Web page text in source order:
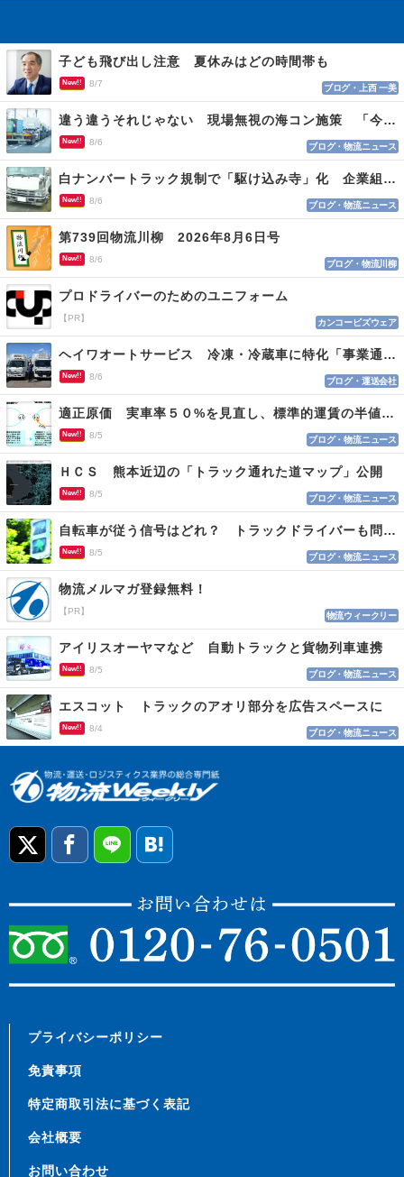
子ども飛び出し注意 夏休みはどの時間帯も
New!! 8/7 ブログ・上西 一美
違う違うそれじゃない 現場無視の海コン施策 「今でも平均２～３時間は待つ」
New!! 8/6 ブログ・物流ニュース
白ナンバートラック規制で「駆け込み寺」化 企業組合が入会基準を見直しへ
New!! 8/6 ブログ・物流ニュース
第739回物流川柳 2026年8月6日号
New!! 8/6 ブログ・物流川柳
プロドライバーのためのユニフォーム
【PR】 カンコービズウェア
ヘイワオートサービス 冷凍・冷蔵車に特化「事業通じ貢献目指す」
New!! 8/6 ブログ・運送会社
適正原価 実車率５０%を見直し、標準的運賃の半値の恐れも
New!! 8/5 ブログ・物流ニュース
ＨＣＳ 熊本近辺の「トラック通れた道マップ」公開
New!! 8/5 ブログ・物流ニュース
自転車が従う信号はどれ？ トラックドライバーも問われる認識
New!! 8/5 ブログ・物流ニュース
物流メルマガ登録無料！
【PR】 物流ウィークリー
アイリスオーヤマなど 自動トラックと貨物列車連携
New!! 8/5 ブログ・物流ニュース
エスコット トラックのアオリ部分を広告スペースに
New!! 8/4 ブログ・物流ニュース
プライバシーポリシー
免責事項
特定商取引法に基づく表記
会社概要
お問い合わせ